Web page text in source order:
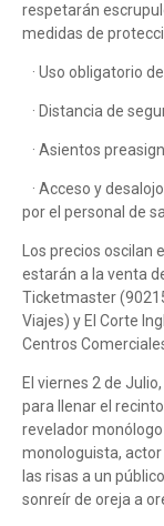
respetarán
medidas de
· Uso obligatorio
· Distancia de
· Asientos
· Acceso y
por el personal de
Los precios oscilan
estarán a la venta
Ticketmaster
Viajes) y El Corte
Centros
El viernes 2 de
para llenar el
revelador monólogo
monologuista,
las risas a un
sonreír de oreja a